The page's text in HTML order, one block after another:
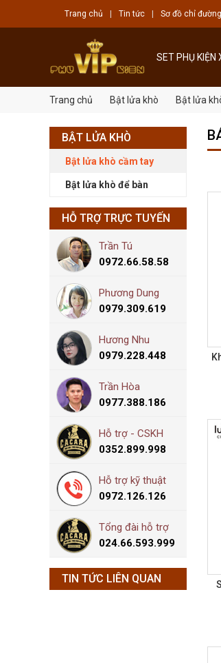
SET PHỤ KIỆN
Trang chủ Bật lửa khò Bật lửa
BẬT LỬA KHÒ
Bật lửa khò cầm tay
Bật lửa khò để bàn
HỖ TRỢ TRỰC TUYẾN
Trần Tú
0972.66.58.58
Phương Dung
0979.309.619
Hương Nhu
0979.228.448
Trần Hòa
0977.388.186
Hỗ trợ - CSKH
0352.899.998
Hỗ trợ kỹ thuật
0972.126.126
Tổng đài hỗ trợ
024.66.593.999
TIN TỨC LIÊN QUAN
Trang chủ Tin tức Sơ đồ chỉ đường